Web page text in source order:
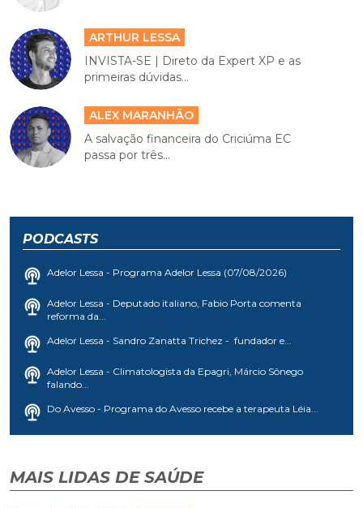
ARTHUR LESSA
INVISTA-SE | Direto da Expert XP e as
primeiras dúvidas...
ALEX MARANHÃO
A salvação financeira do Criciúma EC
passa por três...
PODCASTS
Adelor Lessa - Programa Adelor Lessa (07/08/2026)
Adelor Lessa - Deputado italiano, Fabio Porta comenta
reforma da...
Adelor Lessa - Sandro Zanatta Trichez - fundador e...
Adelor Lessa - Climatologista da Epagri, Márcio Sônego
falando...
Do Avesso - Programa do Avesso recebe a terapeuta Léia...
MAIS LIDAS DE SAÚDE